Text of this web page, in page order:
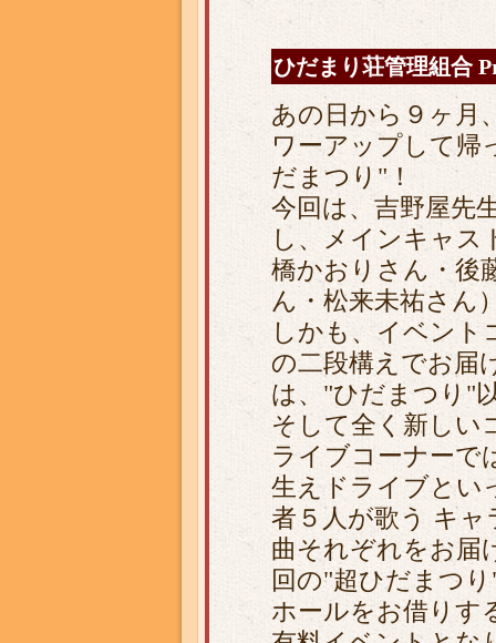
ひだまり荘管理組合
あの日から９ヶ月
ワーアップして帰
だまつり"！
今回は、吉野屋先
し、メインキャス
橋かおりさん・後
ん・松来未祐さん
しかも、イベント
の二段構えでお届
は、"ひだまつり"
そして全く新しい
ライブコーナーで
生えドライブとい
者５人が歌う キ
曲それぞれをお届
回の"超ひだまつ
ホールをお借りす